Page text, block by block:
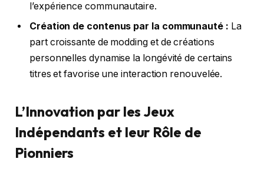
l’expérience communautaire.
Création de contenus par la communauté : La
part croissante de modding et de créations
personnelles dynamise la longévité de certains
titres et favorise une interaction renouvelée.
L’Innovation par les Jeux
Indépendants et leur Rôle de
Pionniers